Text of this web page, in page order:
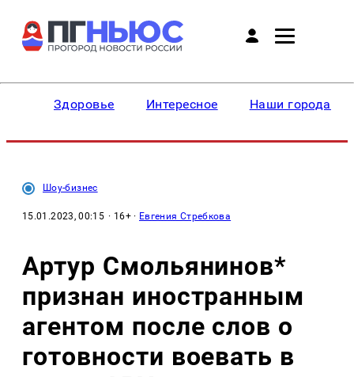
Здоровье Интересное Наши города
Шоу-бизнес
15.01.2023, 00:15 · 16+ · Евгения Стребкова
Артур Смольянинов*
признан иностранным
агентом после слов о
готовности воевать в